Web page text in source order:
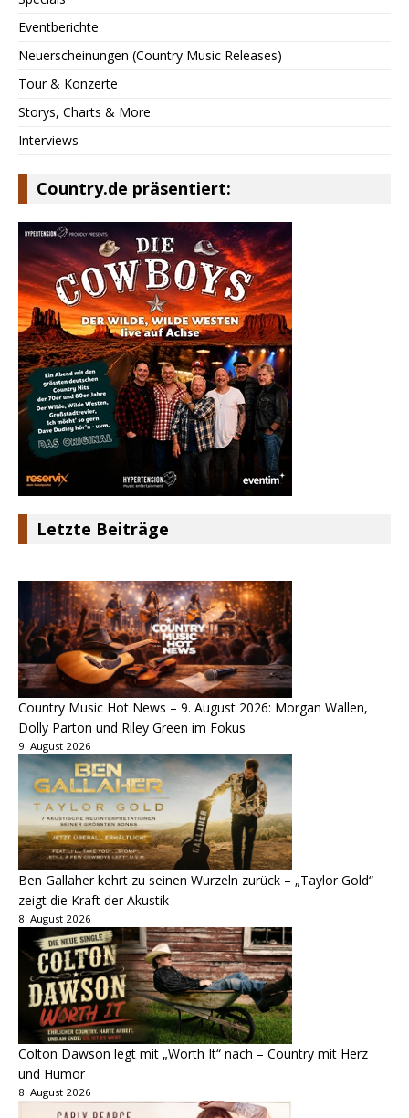
Eventberichte
Neuerscheinungen (Country Music Releases)
Tour & Konzerte
Storys, Charts & More
Interviews
Country.de präsentiert:
Letzte Beiträge
Country Music Hot News – 9. August 2026: Morgan Wallen,
Dolly Parton und Riley Green im Fokus
9. August 2026
Ben Gallaher kehrt zu seinen Wurzeln zurück – „Taylor Gold“
zeigt die Kraft der Akustik
8. August 2026
Colton Dawson legt mit „Worth It“ nach – Country mit Herz
und Humor
8. August 2026